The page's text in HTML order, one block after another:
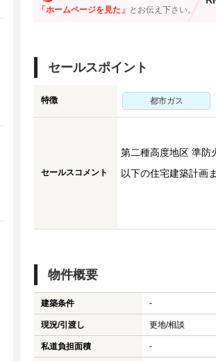
「ホームページを見た」 とお伝え下さい。
セールスポイント
特徴 都市ガス
セールスコメント
第二種高度地区 準防
以下の住宅建築計画
物件概要
建築条件 -
現況/引渡し 更地/相談
私道負担面積 -